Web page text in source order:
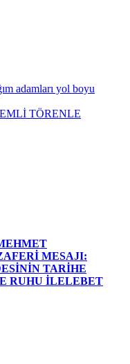
adamları yol boyu
TÖRENLE
MESAJI:
TARİHE
RUHU İLELEBET